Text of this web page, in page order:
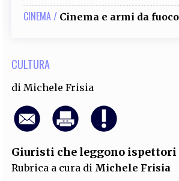
CINEMA / Cinema e armi da fuoco
CULTURA
di Michele Frisia
Giuristi che leggono ispettori
Rubrica a cura di Michele Frisia